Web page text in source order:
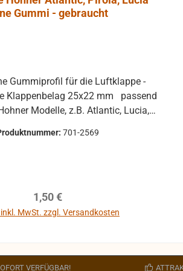
Gummi - gebraucht
Modelle, z.B. Atlantic, Lucia,
zu vermeiden. Rücksendungen
bei defekten Artikel
ausgeschlossen.
701-2569
Regulärer Preis:
1,50 €
inkl. MwSt. zzgl. Versandkosten
VERFÜGBAR!